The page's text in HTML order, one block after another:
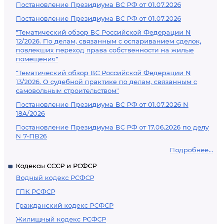
Постановление Президиума ВС РФ от 01.07.2026
Постановление Президиума ВС РФ от 01.07.2026
"Тематический обзор ВС Российской Федерации N
12/2026. По делам, связанным с оспариванием сделок,
повлекших переход права собственности на жилые
помещения"
"Тематический обзор ВС Российской Федерации N
13/2026. О судебной практике по делам, связанным с
самовольным строительством"
Постановление Президиума ВС РФ от 01.07.2026 N
18А/2026
Постановление Президиума ВС РФ от 17.06.2026 по делу
N 7-ПВ26
Подробнее...
Кодексы СССР и РСФСР
Водный кодекс РСФСР
ГПК РСФСР
Гражданский кодекс РСФСР
Жилищный кодекс РСФСР